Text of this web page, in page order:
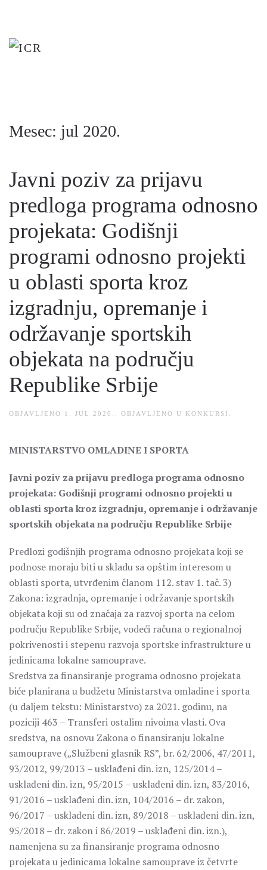
to
Mesec: jul 2020.
Javni poziv za prijavu
predloga programa odnosno
projekata: Godišnji
programi odnosno projekti
u oblasti sporta kroz
izgradnju, opremanje i
održavanje sportskih
objekata na području
Republike Srbije
OBJAVLJENO 1. JUL 2020. . OBJAVLJENO U KONKURSI
MINISTARSTVO OMLADINE I SPORTA
Javni poziv za prijavu predloga programa odnosno
projekata: Godišnji programi odnosno projekti u
oblasti sporta kroz izgradnju, opremanje i održavanje
sportskih objekata na području Republike Srbije
Predlozi godišnjih programa odnosno projekata koji se
podnose moraju biti u skladu sa opštim interesom u
oblasti sporta, utvrđenim članom 112. stav 1. tač. 3)
Zakona: izgradnja, opremanje i održavanje sportskih
objekata koji su od značaja za razvoj sporta na celom
području Republike Srbije, vodeći računa o regionalnoj
pokrivenosti i stepenu razvoja sportske infrastrukture u
jedinicama lokalne samouprave.
Sredstva za finansiranje programa odnosno projekata
biće planirana u budžetu Ministarstva omladine i sporta
(u daljem tekstu: Ministarstvo) za 2021. godinu, na
poziciji 463 – Transferi ostalim nivoima vlasti. Ova
sredstva, na osnovu Zakona o finansiranju lokalne
samouprave („Službeni glasnik RS”, br. 62/2006, 47/2011,
93/2012, 99/2013 – usklađeni din. izn, 125/2014 –
usklađeni din. izn, 95/2015 – usklađeni din. izn, 83/2016,
91/2016 – usklađeni din. izn, 104/2016 – dr. zakon,
96/2017 – usklađeni din. izn, 89/2018 – usklađeni din. izn,
95/2018 – dr. zakon i 86/2019 – usklađeni din. izn.),
namenjena su za finansiranje programa odnosno
projekata u jedinicama lokalne samouprave iz četvrte